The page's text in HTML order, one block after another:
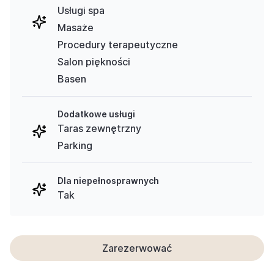
Usługi spa
Masaże
Procedury terapeutyczne
Salon piękności
Basen
Dodatkowe usługi
Taras zewnętrzny
Parking
Dla niepełnosprawnych
Tak
Zarezerwować